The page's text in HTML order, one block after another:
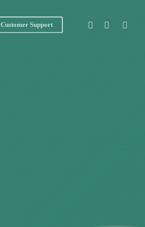
Customer Support facebooklinkedin email